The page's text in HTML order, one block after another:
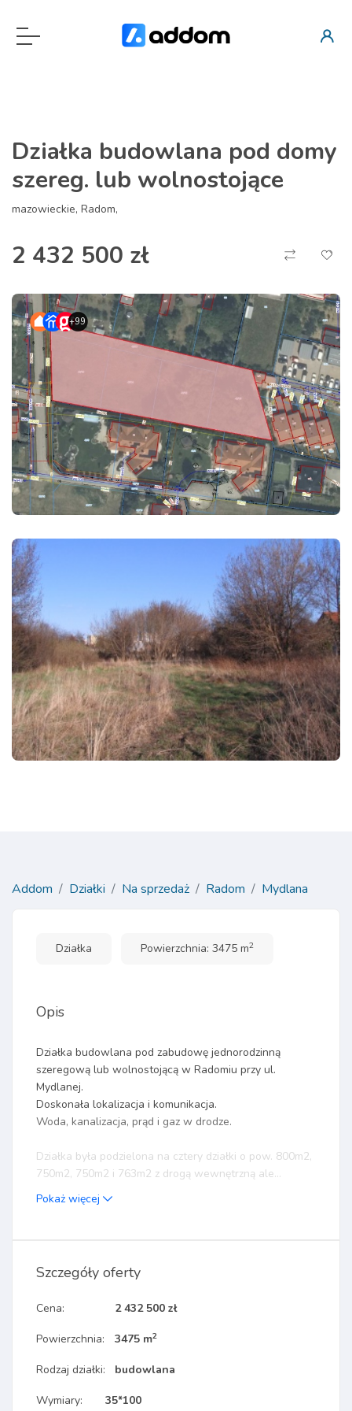
Działka budowlana pod domy
szereg. lub wolnostojące
mazowieckie, Radom,
2 432 500 zł
+99
Addom Działki Na sprzedaż Radom Mydlana
Działka Powierzchnia: 3475 m2
Opis
Działka budowlana pod zabudowę jednorodzinną
szeregową lub wolnostojącą w Radomiu przy ul.
Mydlanej.
Doskonała lokalizacja i komunikacja.
Woda, kanalizacja, prąd i gaz w drodze.
Działka była podzielona na cztery działki o pow. 800m2,
750m2, 750m2 i 763m2 z drogą wewnętrzną ale...
Pokaż więcej
Szczegóły oferty
Cena:
Powierzchnia:
Rodzaj działki:
2 432 500 zł
3475 m2
budowlana
Wymiary: 35*100